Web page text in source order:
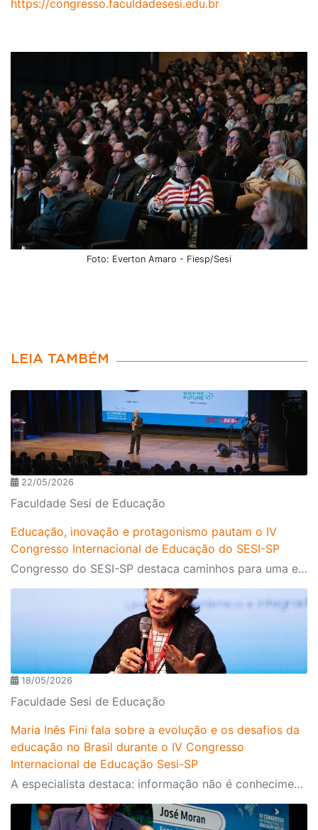
https://congresso.faculdadesesi.edu.br
Foto: Everton Amaro - Fiesp/Sesi
LEIA TAMBÉM
22/05/2026
Faculdade Sesi de Educação
Educação, inovação e protagonismo pautam o IV
Congresso Internacional de Educação do SESI-SP
Congresso do SESI-SP destaca caminhos para uma educação transformadora
18/05/2026
Faculdade Sesi de Educação
Maria Inês Fini fala sobre a evolução e os desafios da
educação no Brasil durante o IV Congresso
Internacional de Educação Sesi-SP
A especialista destaca: informação não é conhecimento, memória não é inteligência e tecnologia não é pedagogia